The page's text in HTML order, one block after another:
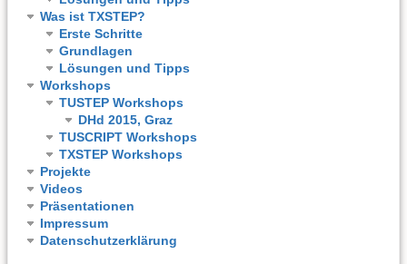
Was ist TXSTEP?
Erste Schritte
Grundlagen
Lösungen und Tipps
Workshops
TUSTEP Workshops
DHd 2015, Graz
TUSCRIPT Workshops
TXSTEP Workshops
Projekte
Videos
Präsentationen
Impressum
Datenschutzerklärung